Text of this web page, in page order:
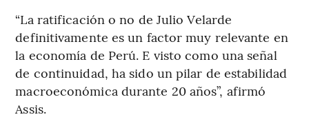
“La ratificación o no de Julio Velarde
definitivamente es un factor muy relevante en
la economía de Perú. E visto como una señal
de continuidad, ha sido un pilar de estabilidad
macroeconómica durante 20 años”, afirmó
Assis.